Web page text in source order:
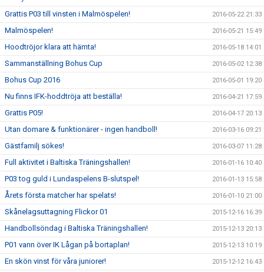
Grattis P03 till vinsten i Malmöspelen! 2016-05-22 21:33
Malmöspelen! 2016-05-21 15:49
Hoodtröjor klara att hämta! 2016-05-18 14:01
Sammanställning Bohus Cup 2016-05-02 12:38
Bohus Cup 2016 2016-05-01 19:20
Nu finns IFK-hoddtröja att beställa! 2016-04-21 17:59
Grattis P05! 2016-04-17 20:13
Utan domare & funktionärer - ingen handboll! 2016-03-16 09:21
Gästfamilj sökes! 2016-03-07 11:28
Full aktivitet i Baltiska Träningshallen! 2016-01-16 10:40
P03 tog guld i Lundaspelens B-slutspel! 2016-01-13 15:58
Årets första matcher har spelats! 2016-01-10 21:00
Skånelagsuttagning Flickor 01 2015-12-16 16:39
Handbollsöndag i Baltiska Träningshallen! 2015-12-13 20:13
P01 vann över IK Lågan på bortaplan! 2015-12-13 10:19
En skön vinst för våra juniorer! 2015-12-12 16:43